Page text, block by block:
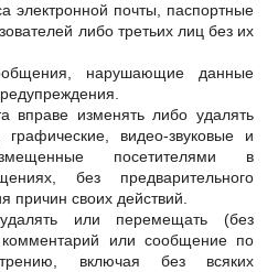
электронной почты, паспортные
либо третьих лиц без их
нарушающие данные
вправе изменять либо удалять
видео-звуковые и
посетителями в
без предварительного
причин своих действий.
или перемещать (без
или сообщение по
включая без всяких